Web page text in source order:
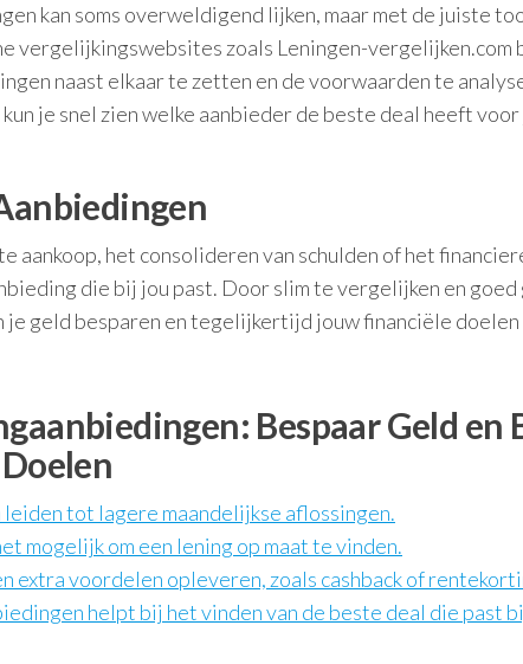
kan soms overweldigend lijken, maar met de juiste
vergelijkingswebsites zoals Leningen-vergelijken.com
naast elkaar te zetten en de voorwaarden te
je snel zien welke aanbieder de beste deal heeft
aankoop, het consolideren van schulden of het
die bij jou past. Door slim te vergelijken en
je geld besparen en tegelijkertijd jouw financiële doelen
Bespaar Geld en
tot lagere maandelijkse aflossingen.
mogelijk om een lening op maat te vinden.
extra voordelen opleveren, zoals cashback of
helpt bij het vinden van de beste deal die past